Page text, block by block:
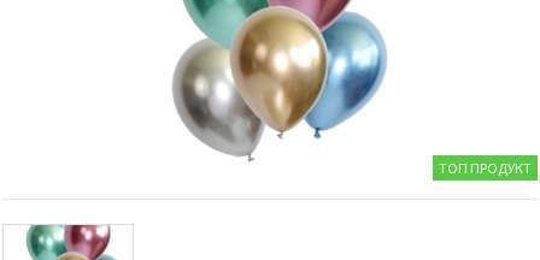
den
Datenverkehr
ТОП ПРОДУКТ